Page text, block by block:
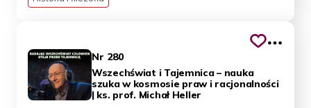
Nr 280
Wszechświat i Tajemnica – nauka
szuka w kosmosie praw i racjonalności
| ks. prof. Michał Heller